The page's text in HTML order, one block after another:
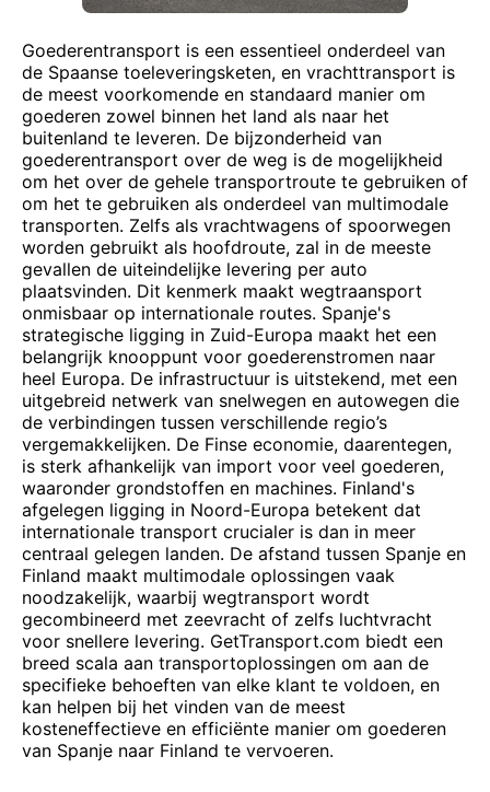
Goederentransport is een essentieel onderdeel van
de Spaanse toeleveringsketen, en vrachttransport is
de meest voorkomende en standaard manier om
goederen zowel binnen het land als naar het
buitenland te leveren. De bijzonderheid van
goederentransport over de weg is de mogelijkheid
om het over de gehele transportroute te gebruiken of
om het te gebruiken als onderdeel van multimodale
transporten. Zelfs als vrachtwagens of spoorwegen
worden gebruikt als hoofdroute, zal in de meeste
gevallen de uiteindelijke levering per auto
plaatsvinden. Dit kenmerk maakt wegtraansport
onmisbaar op internationale routes. Spanje's
strategische ligging in Zuid-Europa maakt het een
belangrijk knooppunt voor goederenstromen naar
heel Europa. De infrastructuur is uitstekend, met een
uitgebreid netwerk van snelwegen en autowegen die
de verbindingen tussen verschillende regio’s
vergemakkelijken. De Finse economie, daarentegen,
is sterk afhankelijk van import voor veel goederen,
waaronder grondstoffen en machines. Finland's
afgelegen ligging in Noord-Europa betekent dat
internationale transport crucialer is dan in meer
centraal gelegen landen. De afstand tussen Spanje en
Finland maakt multimodale oplossingen vaak
noodzakelijk, waarbij wegtransport wordt
gecombineerd met zeevracht of zelfs luchtvracht
voor snellere levering. GetTransport.com biedt een
breed scala aan transportoplossingen om aan de
specifieke behoeften van elke klant te voldoen, en
kan helpen bij het vinden van de meest
kosteneffectieve en efficiënte manier om goederen
van Spanje naar Finland te vervoeren.